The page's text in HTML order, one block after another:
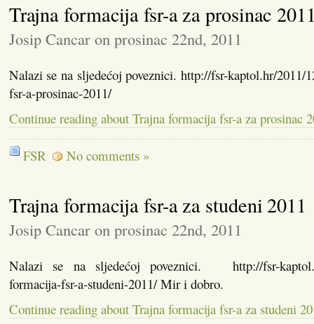
Trajna formacija fsr-a za prosinac
Josip Cancar on prosinac 22nd, 2011
Nalazi se na sljedećoj poveznici. http://fsr-kaptol.hr/2011/
fsr-a-prosinac-2011/
Continue reading about Trajna formacija fsr-a za prosinac
FSR No comments »
Trajna formacija fsr-a za studeni 2011
Josip Cancar on prosinac 22nd, 2011
Nalazi se na sljedećoj poveznici. http://fsr-
formacija-fsr-a-studeni-2011/ Mir i dobro.
Continue reading about Trajna formacija fsr-a za studeni